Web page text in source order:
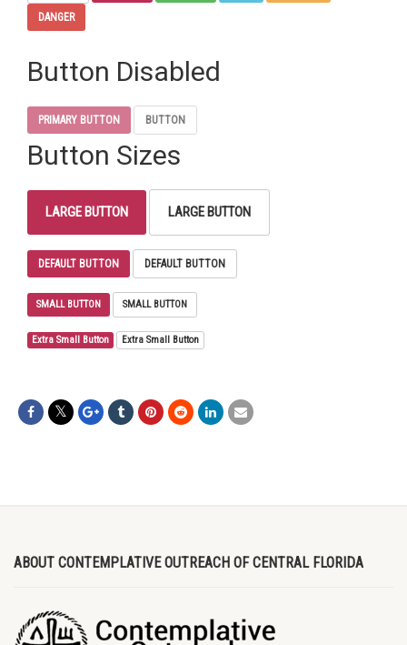
DANGER
Button Disabled
PRIMARY BUTTON BUTTON
Button Sizes
LARGE BUTTON LARGE BUTTON
DEFAULT BUTTON DEFAULT BUTTON
SMALL BUTTON SMALL BUTTON
Extra Small Button Extra Small Button
ABOUT CONTEMPLATIVE OUTREACH OF CENTRAL FLORIDA